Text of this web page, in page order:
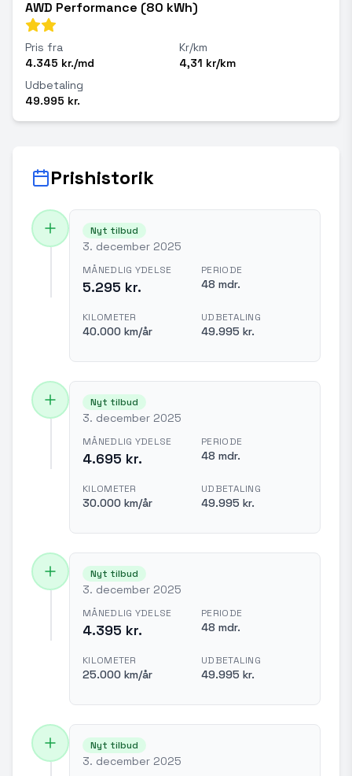
AWD Performance (80 kWh)
Pris fra
4.345 kr./md
Kr/km
4,31 kr/km
Udbetaling
49.995 kr.
Prishistorik
Nyt tilbud
3. december 2025
MÅNEDLIG YDELSE
5.295 kr.
PERIODE
48 mdr.
KILOMETER
40.000 km/år
UDBETALING
49.995 kr.
Nyt tilbud
3. december 2025
MÅNEDLIG YDELSE
4.695 kr.
PERIODE
48 mdr.
KILOMETER
30.000 km/år
UDBETALING
49.995 kr.
Nyt tilbud
3. december 2025
MÅNEDLIG YDELSE
4.395 kr.
PERIODE
48 mdr.
KILOMETER
25.000 km/år
UDBETALING
49.995 kr.
Nyt tilbud
3. december 2025